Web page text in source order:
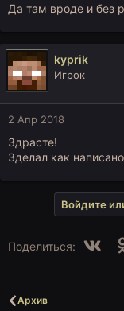
Да там вроде и без
kyprik
Игрок
2 Апр 2018
Здрасте!
Зделал как
Войдите
Поделиться:
Архив